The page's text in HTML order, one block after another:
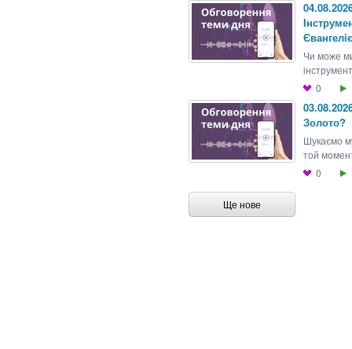
Євангелiє
Чи може
0
Золото?
Шукаємо
той
0
Ще нове